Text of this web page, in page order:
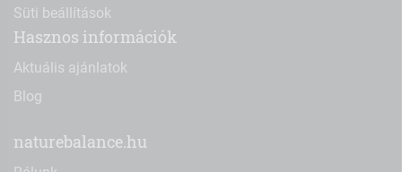
Süti beállítások
Hasznos információk
Aktuális ajánlatok
Blog
naturebalance.hu